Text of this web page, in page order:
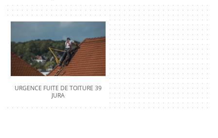
URGENCE FUITE DE TOITURE 39
JURA